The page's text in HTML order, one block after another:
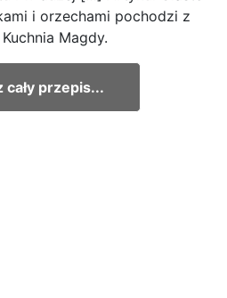
i orzechami pochodzi z
Magdy.
cały przepis...